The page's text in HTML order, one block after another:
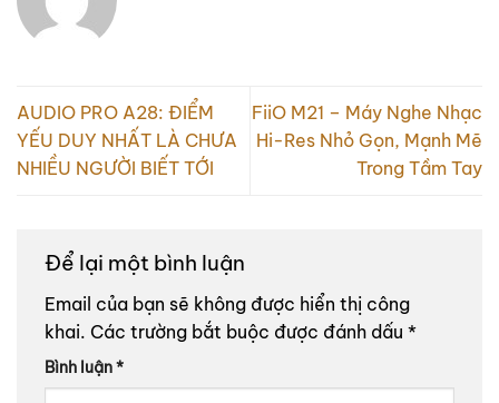
AUDIO PRO A28: ĐIỂM
YẾU DUY NHẤT LÀ CHƯA
NHIỀU NGƯỜI BIẾT TỚI
FiiO M21 – Máy Nghe Nhạc
Hi-Res Nhỏ Gọn, Mạnh Mẽ
Trong Tầm Tay
Để lại một bình luận
Email của bạn sẽ không được hiển thị công
khai. Các trường bắt buộc được đánh dấu *
Bình luận*